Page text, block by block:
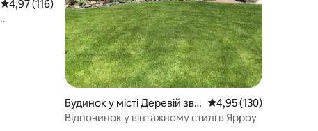
Середня оцінка: 4,97 з 5, відгуки: 116
4,97 (116)
Будинок у місті Деревій зви
чайний
Середня оцінка: 4,95
4,95 (130)
Відпочинок у вінтажному стилі в Ярроу